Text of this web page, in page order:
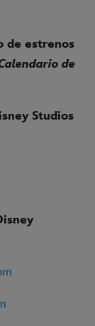
de estrenos
de
Studios